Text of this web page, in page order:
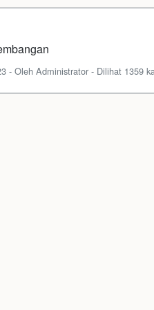
- Oleh Administrator - Dilihat 1359